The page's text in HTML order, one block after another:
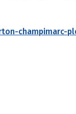
champimarc-